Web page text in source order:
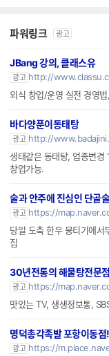
파워링크 광고
JBang 강의, 클래스유
광고 http://
바다양푼이동태탕
광고 http://
생태같은 동태탕, 업종변
창업가능.
술과 안주에 진심인 단골
광고 https://
당일 도축 한우 뭉티기에서
집
30년전통의 해물탕전문점
광고 https://
맛있는 TV, 생생정보통,
명덕총각족발 포항이동점!
광고 https://